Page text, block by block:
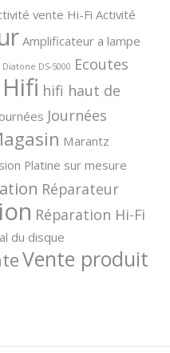
vente Hi-Fi Activité
Amplificateur a lampe
Diatone DS-5000 Ecoutes
Hifi hifi haut de
Journées
Marantz
Platine sur mesure
Réparateur
Réparation Hi-Fi
du disque
Vente produit